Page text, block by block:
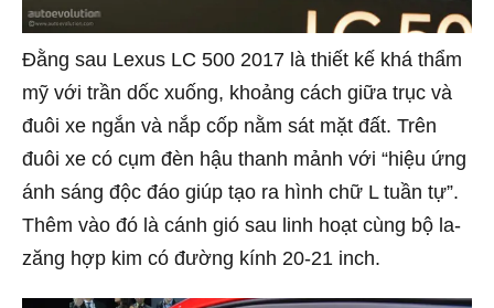
Đằng sau Lexus LC 500 2017 là thiết kế khá thẩm
mỹ với trần dốc xuống, khoảng cách giữa trục và
đuôi xe ngắn và nắp cốp nằm sát mặt đất. Trên
đuôi xe có cụm đèn hậu thanh mảnh với “hiệu ứng
ánh sáng độc đáo giúp tạo ra hình chữ L tuần tự”.
Thêm vào đó là cánh gió sau linh hoạt cùng bộ la-
zăng hợp kim có đường kính 20-21 inch.